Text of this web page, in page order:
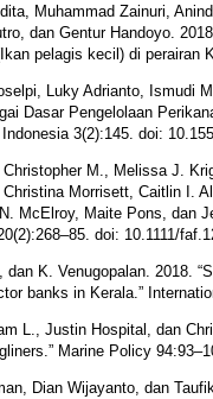
Muhammad Zainuri,
dan Gentur Handoyo.
pelagis kecil) di perairan
Luky Adrianto, Ismudi
Dasar Pengelolaan
3(2):145. doi:
M., Melissa J.
Morrisett, Caitlin I.
McElroy, Maite Pons, dan
doi: 10.1111/
dan K. Venugopalan. 2018.
banks in Kerala.”
L., Justin Hospital, dan
Marine Policy
Dian Wijayanto, dan